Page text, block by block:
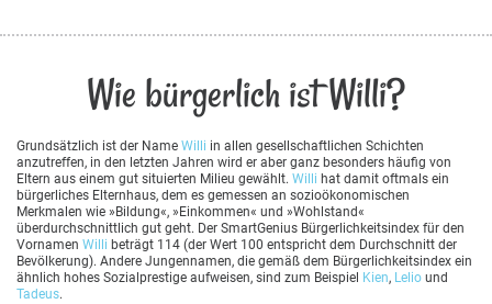
Wie bürgerlich ist Willi?
Grundsätzlich ist der Name Willi in allen gesellschaftlichen Schichten
anzutreffen, in den letzten Jahren wird er aber ganz besonders häufig von
Eltern aus einem gut situierten Milieu gewählt. Willi hat damit oftmals ein
bürgerliches Elternhaus, dem es gemessen an sozioökonomischen
Merkmalen wie »Bildung«, »Einkommen« und »Wohlstand«
überdurchschnittlich gut geht. Der SmartGenius Bürgerlichkeitsindex für den
Vornamen Willi beträgt 114 (der Wert 100 entspricht dem Durchschnitt der
Bevölkerung). Andere Jungennamen, die gemäß dem Bürgerlichkeitsindex ein
ähnlich hohes Sozialprestige aufweisen, sind zum Beispiel Kien, Lelio und
Tadeus.